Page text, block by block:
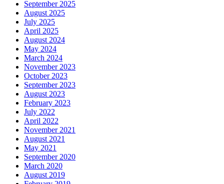
September 2025
August 2025
July 2025
April 2025
August 2024
May 2024
March 2024
November 2023
October 2023
September 2023
August 2023
February 2023
July 2022
April 2022
November 2021
August 2021
May 2021
September 2020
March 2020
August 2019